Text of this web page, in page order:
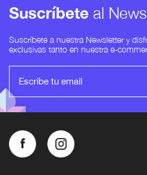
Suscríbete al
Suscríbete a nuestra Newsletter y
exclusivas tanto en nuestra e-